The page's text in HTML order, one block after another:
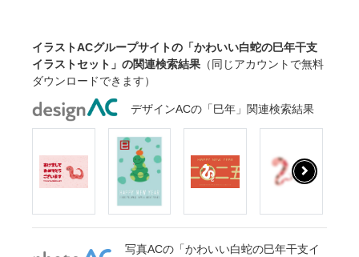
イラストACグループサイトの「かわいい白蛇の巳年干支
イラストセット」の関連検索結果 （同じアカウントで無料
ダウンロードできます）
デザインACの「巳年」関連検索結果
写真ACの「かわいい白蛇の巳年干支イ